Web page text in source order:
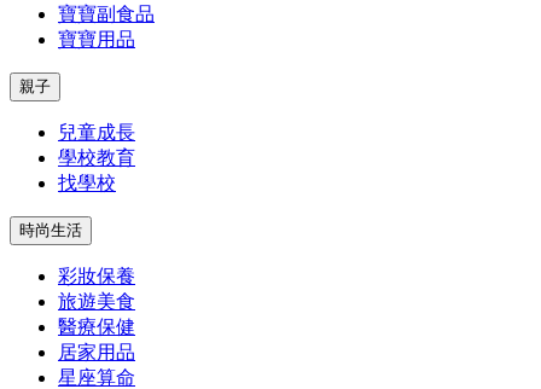
寶寶副食品
寶寶用品
親子
兒童成長
學校教育
找學校
時尚生活
彩妝保養
旅遊美食
醫療保健
居家用品
星座算命